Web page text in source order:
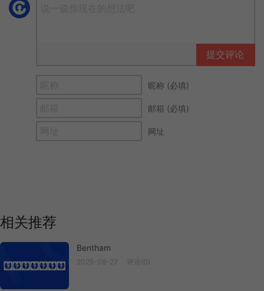
提交评论
昵称 (必填)
邮箱 (必填)
网址
相关推荐
Bentham
Bentham
2025-08-27 评论(0)